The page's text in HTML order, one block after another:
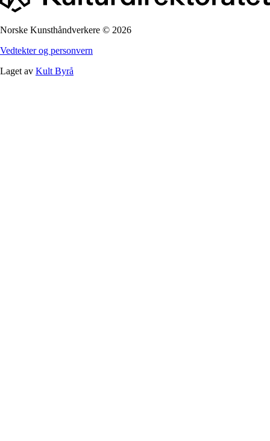
Norske Kunsthåndverkere © 2026
Vedtekter og personvern
Laget av Kult Byrå